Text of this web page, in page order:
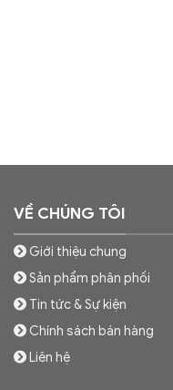
VỀ CHÚNG TÔI
Giới thiệu chung
Sản phẩm phân phối
Tin tức & Sự kiện
Chính sách bán hàng
Liên hệ